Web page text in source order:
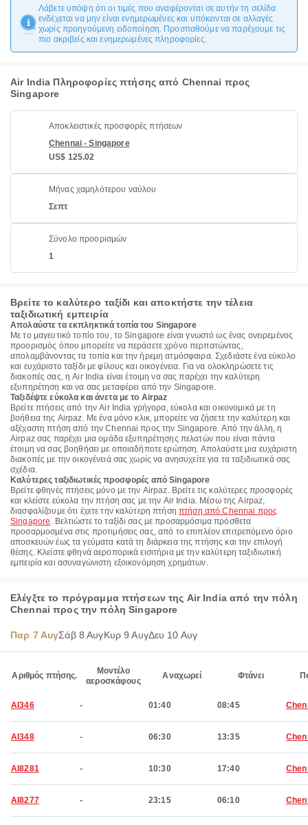
Λάβετε υπόψη ότι οι τιμές που αναφέρονται σε αυτήν τη σελίδα
ενδέχεται να μην είναι ενημερωμένες και υπόκεινται σε αλλαγές
χωρίς προηγούμενη ειδοποίηση. Προσπαθούμε να παρέχουμε τις
πιο ακριβείς και ενημερωμένες πληροφορίες.
Air India Πληροφορίες πτήσης από Chennai προς
Singapore
Αποκλειστικές προσφορές πτήσεων
Chennai - Singapore
US$ 125.02
Μήνας χαμηλότερου ναύλου
Σεπτ
Σύνολο προορισμών
1
Βρείτε το καλύτερο ταξίδι και αποκτήστε την τέλεια
ταξιδιωτική εμπειρία
Απολαύστε τα εκπληκτικά τοπία του Singapore
Με το μαγευτικό τοπίο του, το Singapore είναι γνωστό ως ένας ονειρεμένος
προορισμός όπου μπορείτε να περάσετε χρόνο περπατώντας,
απολαμβάνοντας τα τοπία και την ήρεμη ατμόσφαιρα. Σχεδιάστε ένα εύκολο
και ευχάριστο ταξίδι με φίλους και οικογένεια. Για να ολοκληρώσετε τις
διακοπές σας, η Air India είναι έτοιμη να σας παρέχει την καλύτερη
εξυπηρέτηση και να σας μεταφέρει από την Singapore.
Ταξιδέψτε εύκολα και άνετα με το Airpaz
Βρείτε πτήσεις από την Air India γρήγορα, εύκολα και οικονομικά με τη
βοήθεια της Airpaz. Με ένα μόνο κλικ, μπορείτε να ζήσετε την καλύτερη και
αξέχαστη πτήση από την Chennai προς την Singapore. Από την άλλη, η
Airpaz σας παρέχει μια ομάδα εξυπηρέτησης πελατών που είναι πάντα
έτοιμη να σας βοηθήσει με οποιαδήποτε ερώτηση. Απολαύστε μια ευχάριστη
διακοπές με την οικογένειά σας χωρίς να ανησυχείτε για τα ταξιδιωτικά σας
σχέδια.
Καλύτερες ταξιδιωτικές προσφορές από Singapore
Βρείτε φθηνές πτήσεις μόνο με την Airpaz. Βρείτε τις καλύτερες προσφορές
και κλείστε εύκολα την πτήση σας με την Air India. Μέσω της Airpaz,
διασφαλίζουμε ότι έχετε την καλύτερη πτήσηπτήση από Chennai προς
Singapore. Βελτιώστε το ταξίδι σας με προσαρμόσιμα πρόσθετα
προσαρμοσμένα στις προτιμήσεις σας, από το επιπλέον επιτρεπόμενο όριο
αποσκευών έως τα γεύματα κατά τη διάρκεια της πτήσης και την επιλογή
θέσης. Κλείστε φθηνά αεροπορικά εισιτήρια με την καλύτερη ταξιδιωτική
εμπειρία και ασυναγώνιστη εξοικονόμηση χρημάτων.
Ελέγξτε το πρόγραμμα πτήσεων της Air India από την πόλη
Chennai προς την πόλη Singapore
Παρ 7 ΑυγΣάβ 8 ΑυγΚυρ 9 ΑυγΔευ 10 Αυγ
Αριθμός πτήσης.
Μοντέλο
αεροσκάφους
Αναχωρεί Φτάνει
AI346 - 01:40 08:45
AI348 - 06:30 13:35
AI8281 - 10:30 17:40
AI8277 - 23:15 06:10